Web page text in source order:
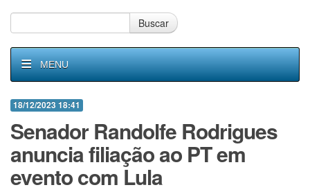
Buscar
MENU
18/12/2023 18:41
Senador Randolfe Rodrigues
anuncia filiação ao PT em
evento com Lula